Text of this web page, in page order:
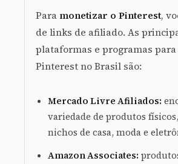
Para monetizar o Pinterest,
de links de afiliado. As
plataformas e programas
Pinterest no Brasil são:
Mercado Livre Afiliados:
variedade de produtos
nichos de casa, moda e
Amazon Associates: